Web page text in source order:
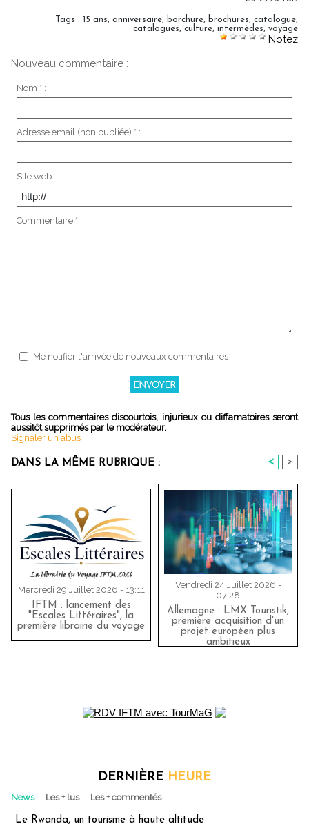
Tags : 15 ans, anniversaire, borchure, brochures, catalogue,
catalogues, culture, intermèdes, voyage
Notez
Nouveau commentaire :
Nom * :
Adresse email (non publiée) * :
Site web :
Commentaire * :
Me notifier l'arrivée de nouveaux commentaires
Tous les commentaires discourtois, injurieux ou diffamatoires seront
aussitôt supprimés par le modérateur.
Signaler un abus
DANS LA MÊME RUBRIQUE : < >
Mercredi 29 Juillet 2026 - 13:11
IFTM : lancement des
"Escales Littéraires", la
première librairie du voyage
Vendredi 24 Juillet 2026 -
07:28
Allemagne : LMX Touristik,
première acquisition d'un
projet européen plus
ambitieux
DERNIÈRE HEURE
News Les + lus Les + commentés
Le Rwanda, un tourisme à haute altitude